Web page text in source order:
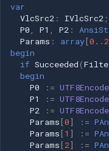
var
VlcSrc2 : IVlcSrc2 ;
P0
P1 P2 :
Params : array[0 .. 2
begin
if Succeeded (
begin
P0
:= UTF8Encode
P1
:= UTF8Encode
P2
:= UTF8Encode
Params [0] :=
Params [1 ] :=
Params [2] :=